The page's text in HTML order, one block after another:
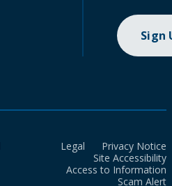
Sign
Legal
Privacy Notice
Site Accessibility
Access to Information
Scam Alert